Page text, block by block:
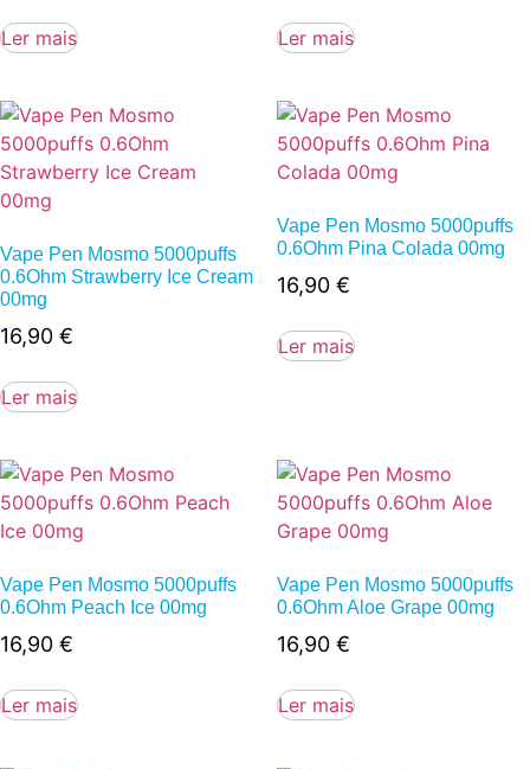
Ler mais Ler mais
Vape Pen Mosmo 5000puffs
0.6Ohm Strawberry Ice Cream
00mg
16,90 €
Ler mais
Vape Pen Mosmo 5000puffs
0.6Ohm Pina Colada 00mg
16,90 €
Ler mais
Vape Pen Mosmo 5000puffs
0.6Ohm Peach Ice 00mg
16,90 €
Ler mais
Vape Pen Mosmo 5000puffs
0.6Ohm Aloe Grape 00mg
16,90 €
Ler mais